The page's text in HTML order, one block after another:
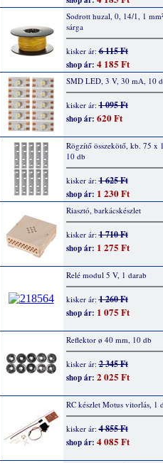
Sodrott huzal, 0, 14/1, 1
sárga
kisker ár:6 115 Ft
shop ár: 4 185 Ft
SMD LED, 3 V, 30 mA, 10
kisker ár:1 095 Ft
shop ár: 620 Ft
Rögzítő összekötő, kb. 75 x
10 db
kisker ár:1 625 Ft
shop ár: 1 230 Ft
Riasztó, barkácskészlet
kisker ár:1 710 Ft
shop ár: 1 275 Ft
Relé modul 5 V, 1 darab
kisker ár:1 260 Ft
shop ár: 1 075 Ft
Reflektor ø 40 mm, 10 db
kisker ár:2 345 Ft
shop ár: 2 025 Ft
RC készlet Motus vitorlás, 1
kisker ár:4 855 Ft
shop ár: 4 085 Ft